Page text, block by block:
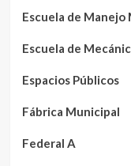
Escuela de Manejo
Escuela de
Espacios Públicos
Fábrica Municipal
Federal A